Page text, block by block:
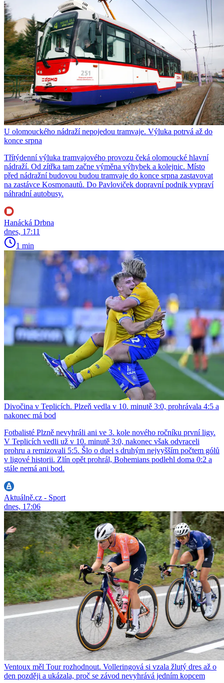
U olomouckého nádraží nepojedou tramvaje. Výluka potrvá až do
konce srpna
Třítýdenní výluka tramvajového provozu čeká olomoucké hlavní
nádraží. Od zítřka tam začne výměna výhybek a kolejnic. Místo
před nádražní budovou budou tramvaje do konce srpna zastavovat
na zastávce Kosmonautů. Do Pavloviček dopravní podnik vypraví
náhradní autobusy.
Hanácká Drbna
dnes, 17:11
1 min
Divočina v Teplicích. Plzeň vedla v 10. minutě 3:0, prohrávala 4:5 a
nakonec má bod
Fotbalisté Plzně nevyhráli ani ve 3. kole nového ročníku první ligy.
V Teplicích vedli už v 10. minutě 3:0, nakonec však odvraceli
prohru a remizovali 5:5. Šlo o duel s druhým nejvyšším počtem gólů
v ligové historii. Zlín opět prohrál, Bohemians podlehl doma 0:2 a
stále nemá ani bod.
Aktuálně.cz - Sport
dnes, 17:06
Ventoux měl Tour rozhodnout. Volleringová si vzala žlutý dres až o
den později a ukázala, proč se závod nevyhrává jedním kopcem